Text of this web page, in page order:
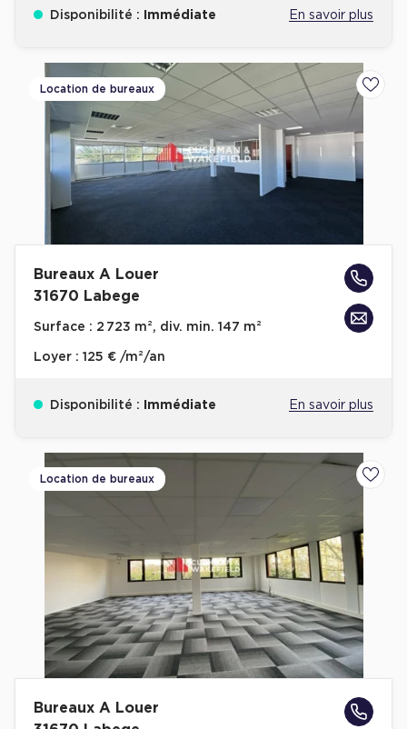
Disponibilité : Immédiate En savoir plus
Location de bureaux
Bureaux A Louer
31670 Labege
Surface : 2 723 m², div. min. 147 m²
Loyer : 125 € /m²/an
Disponibilité : Immédiate En savoir plus
Location de bureaux
Bureaux A Louer